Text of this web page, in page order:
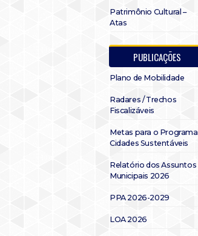
Patrimônio Cultural –
Atas
PUBLICAÇÕES
Plano de Mobilidade
Radares / Trechos
Fiscalizáveis
Metas para o Programa
Cidades Sustentáveis
Relatório dos Assuntos
Municipais 2026
PPA 2026-2029
LOA 2026